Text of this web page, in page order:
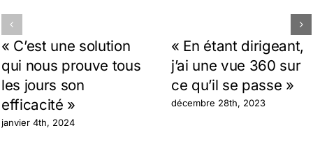
« C’est une solution
qui nous prouve tous
les jours son
efficacité »
janvier 4th, 2024
« En étant dirigeant,
j’ai une vue 360 sur
ce qu’il se passe »
décembre 28th, 2023